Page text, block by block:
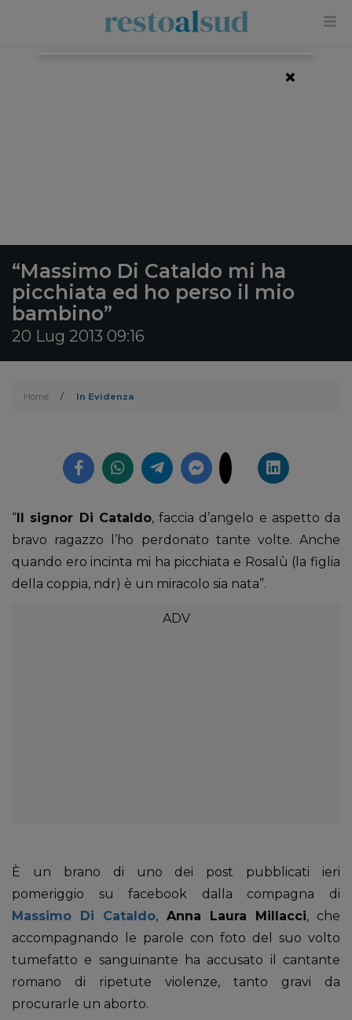
“Massimo Di Cataldo mi ha
picchiata ed ho perso il mio
bambino”
20 Lug 2013 09:16
Home / In Evidenza
“Il signor Di Cataldo, faccia d’angelo e aspetto da
bravo ragazzo l’ho perdonato tante volte. Anche
quando ero incinta mi ha picchiata e Rosalù (la figlia
della coppia, ndr) è un miracolo sia nata”.
È un brano di uno dei post pubblicati ieri
pomeriggio su facebook dalla compagna di
Massimo Di Cataldo, Anna Laura Millacci, che
accompagnando le parole con foto del suo volto
tumefatto e sanguinante ha accusato il cantante
romano di ripetute violenze, tanto gravi da
procurarle un aborto.
×